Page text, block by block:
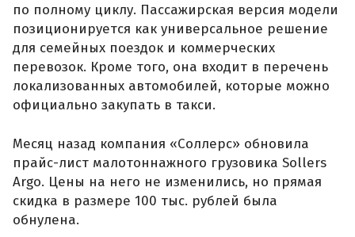
по полному циклу. Пассажирская версия модели
позиционируется как универсальное решение
для семейных поездок и коммерческих
перевозок. Кроме того, она входит в перечень
локализованных автомобилей, которые можно
официально закупать в такси.
Месяц назад компания «Соллерс» обновила
прайс-лист малотоннажного грузовика Sollers
Argo. Цены на него не изменились, но прямая
скидка в размере 100 тыс. рублей была
обнулена.